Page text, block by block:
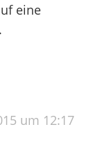
eine
um 12:17